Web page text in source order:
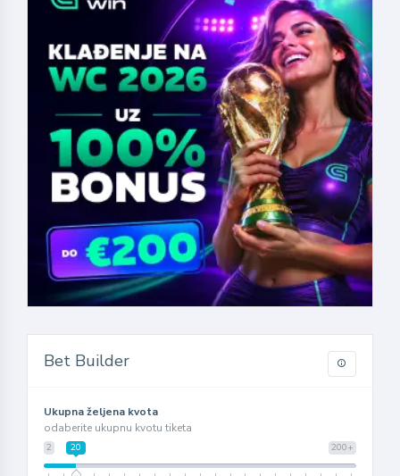
Bet Builder
Ukupna željena kvota
odaberite ukupnu kvotu tiketa
2 200+
20